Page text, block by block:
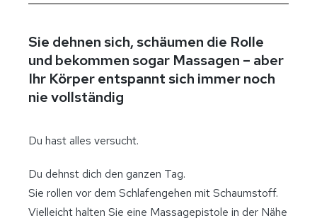
Sie dehnen sich, schäumen die Rolle
und bekommen sogar Massagen – aber
Ihr Körper entspannt sich immer noch
nie vollständig
Du hast alles versucht.
Du dehnst dich den ganzen Tag.
Sie rollen vor dem Schlafengehen mit Schaumstoff.
Vielleicht halten Sie eine Massagepistole in der Nähe